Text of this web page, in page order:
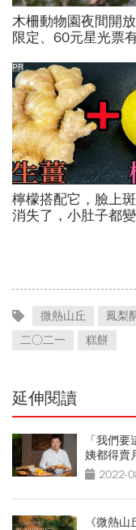
木柵動物園夜間開
限定、60元星光票
間、門票、最佳遊
整理
檸檬搭配它，臉上
消失了，小肚子都
PR
微熱山丘 鳳梨
二○二一
糕餅
延伸閱讀
「我們
姨都得賣
2022-
《微熱